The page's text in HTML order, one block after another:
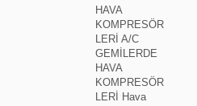
HAVA
KOMPRESÖR
LERİ A/C
GEMİLERDE
HAVA
KOMPRESÖR
LERİ Hava